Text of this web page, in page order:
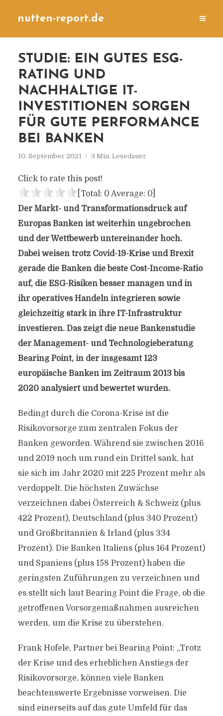
nutten-report.de
STUDIE: EIN GUTES ESG-
RATING UND
NACHHALTIGE IT-
INVESTITIONEN SORGEN
FÜR GUTE PERFORMANCE
BEI BANKEN
10. September 2021 3 Min. Lesedauer
Click to rate this post!
[Total: 0 Average: 0]
Der Markt- und Transformationsdruck auf
Europas Banken ist weiterhin ungebrochen
und der Wettbewerb untereinander hoch.
Dabei weisen trotz Covid-19-Krise und Brexit
gerade die Banken die beste Cost-Income-Ratio
auf, die ESG-Risiken besser managen und in
ihr operatives Handeln integrieren sowie
gleichzeitig stark in ihre IT-Infrastruktur
investieren. Das zeigt die neue Bankenstudie
der Management- und Technologieberatung
Bearing Point, in der insgesamt 123
europäische Banken im Zeitraum 2013 bis
2020 analysiert und bewertet wurden.
Bedingt durch die Corona-Krise ist die
Risikovorsorge zum zentralen Fokus der
Banken geworden. Während sie zwischen 2016
und 2019 noch um rund ein Drittel sank, hat
sie sich im Jahr 2020 mit 225 Prozent mehr als
verdoppelt. Die höchsten Zuwächse
verzeichnen dabei Österreich & Schweiz (plus
422 Prozent), Deutschland (plus 340 Prozent)
und Großbritannien & Irland (plus 334
Prozent). Die Banken Italiens (plus 164 Prozent)
und Spaniens (plus 158 Prozent) haben die
geringsten Zuführungen zu verzeichnen und
es stellt sich laut Bearing Point die Frage, ob die
getroffenen Vorsorgemaßnahmen ausreichen
werden, um die Krise zu überstehen.
Frank Hofele, Partner bei Bearing Point: „Trotz
der Krise und des erheblichen Anstiegs der
Risikovorsorge, können viele Banken
beachtenswerte Ergebnisse vorweisen. Die
sind einerseits auf das gute Umfeld für das